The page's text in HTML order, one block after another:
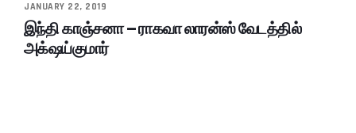
JANUARY 22, 2019
இந்தி காஞ்சனா – ராகவா லாரன்ஸ் வேடத்தில்
அக்‌ஷய்குமார்